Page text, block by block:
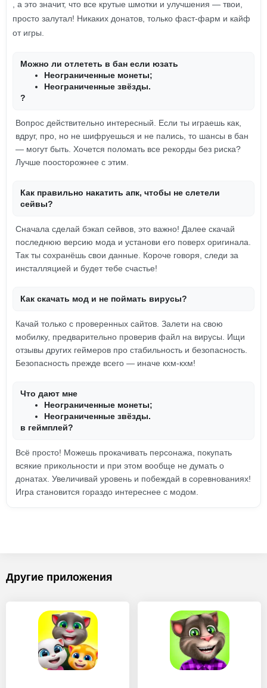
, а это значит, что все крутые шмотки и улучшения — твои,
просто залутал! Никаких донатов, только фаст-фарм и кайф
от игры.
Можно ли отлететь в бан если юзать
Неограниченные монеты;
Неограниченные звёзды.
?
Вопрос действительно интересный. Если ты играешь как,
вдруг, про, но не шифруешься и не пались, то шансы в бан
— могут быть. Хочется поломать все рекорды без риска?
Лучше поосторожнее с этим.
Как правильно накатить апк, чтобы не слетели
сейвы?
Сначала сделай бэкап сейвов, это важно! Далее скачай
последнюю версию мода и установи его поверх оригинала.
Так ты сохранёшь свои данные. Короче говоря, следи за
инсталляцией и будет тебе счастье!
Как скачать мод и не поймать вирусы?
Качай только с проверенных сайтов. Залети на свою
мобилку, предварительно проверив файл на вирусы. Ищи
отзывы других геймеров про стабильность и безопасность.
Безопасность прежде всего — иначе кхм-кхм!
Что дают мне
Неограниченные монеты;
Неограниченные звёзды.
в геймплей?
Всё просто! Можешь прокачивать персонажа, покупать
всякие прикольности и при этом вообще не думать о
донатах. Увеличивай уровень и побеждай в соревнованиях!
Игра становится гораздо интереснее с модом.
Другие приложения